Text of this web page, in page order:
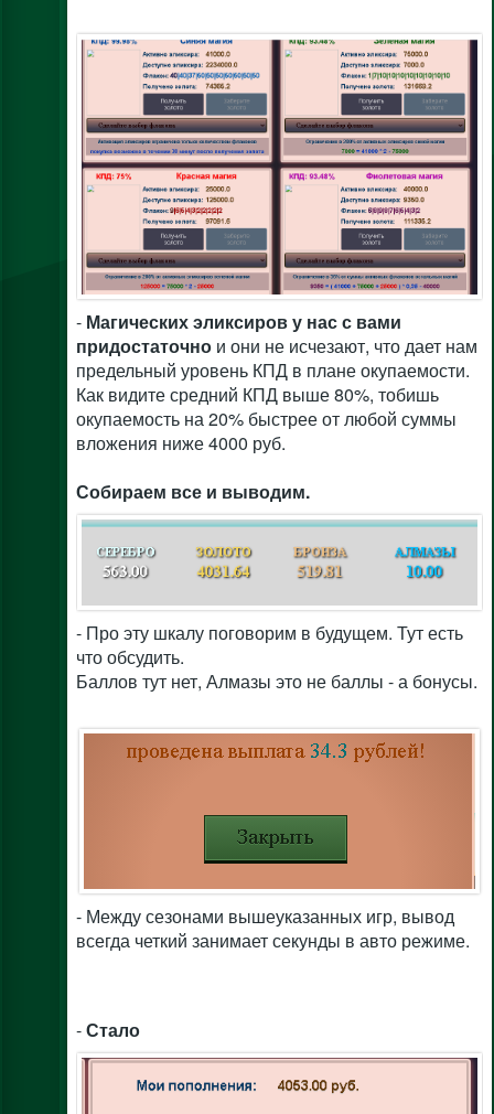
- Магических эликсиров у нас с вами
придостаточно и они не исчезают, что дает нам
предельный уровень КПД в плане окупаемости.
Как видите средний КПД выше 80%, тобишь
окупаемость на 20% быстрее от любой суммы
вложения ниже 4000 руб.
Собираем все и выводим.
- Про эту шкалу поговорим в будущем. Тут есть
что обсудить.
Баллов тут нет, Алмазы это не баллы - а бонусы.
- Между сезонами вышеуказанных игр, вывод
всегда четкий занимает секунды в авто режиме.
-Стало